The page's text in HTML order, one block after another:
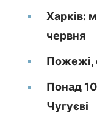
Харків:
червня
Пожежі,
Понад 10
Чугуєві